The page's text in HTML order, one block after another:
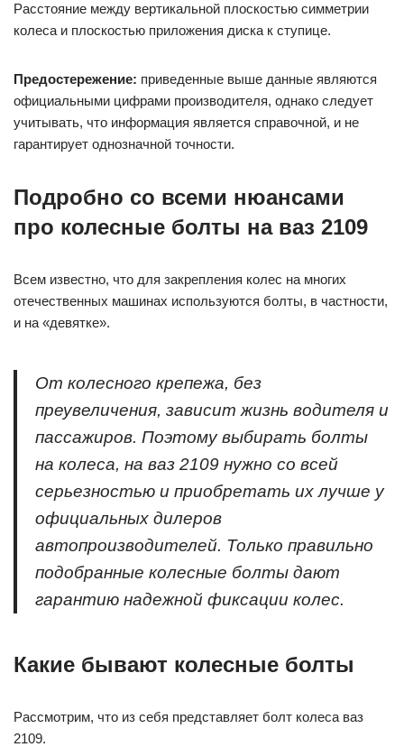
Расстояние между вертикальной плоскостью симметрии
колеса и плоскостью приложения диска к ступице.
Предостережение: приведенные выше данные являются
официальными цифрами производителя, однако следует
учитывать, что информация является справочной, и не
гарантирует однозначной точности.
Подробно со всеми нюансами
про колесные болты на ваз 2109
Всем известно, что для закрепления колес на многих
отечественных машинах используются болты, в частности,
и на «девятке».
От колесного крепежа, без
преувеличения, зависит жизнь водителя и
пассажиров. Поэтому выбирать болты
на колеса, на ваз 2109 нужно со всей
серьезностью и приобретать их лучше у
официальных дилеров
автопроизводителей. Только правильно
подобранные колесные болты дают
гарантию надежной фиксации колес.
Какие бывают колесные болты
Рассмотрим, что из себя представляет болт колеса ваз
2109.